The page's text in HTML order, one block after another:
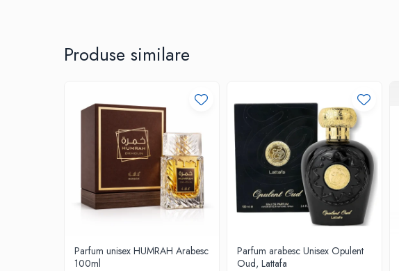
Produse similare
Parfum unisex HUMRAH Arabesc
100ml
Parfum arabesc Unisex Opulent
Oud, Lattafa